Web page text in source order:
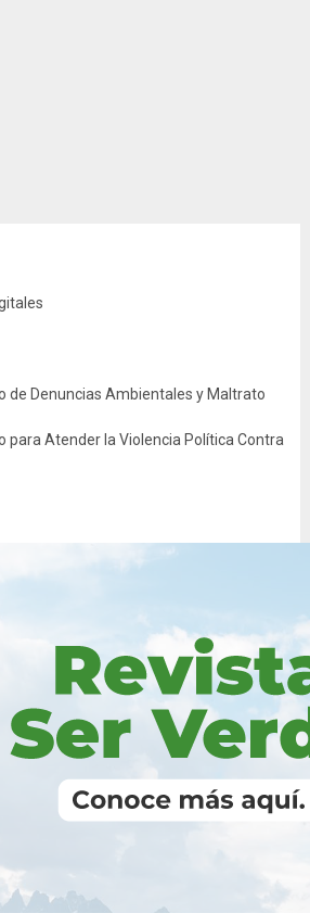
de Denuncias Ambientales y Maltrato
para Atender la Violencia Política Contra